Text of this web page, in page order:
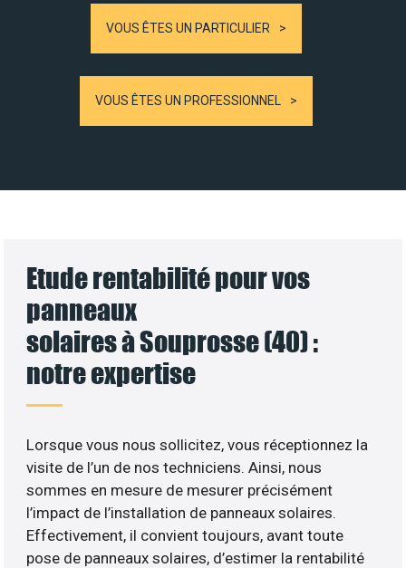
VOUS ÊTES UN PARTICULIER
VOUS ÊTES UN PROFESSIONNEL
Etude rentabilité pour vos
panneaux
solaires à Souprosse (40) :
notre expertise
Lorsque vous nous sollicitez, vous réceptionnez la
visite de l’un de nos techniciens. Ainsi, nous
sommes en mesure de mesurer précisément
l’impact de l’installation de panneaux solaires.
Effectivement, il convient toujours, avant toute
pose de panneaux solaires, d’estimer la rentabilité